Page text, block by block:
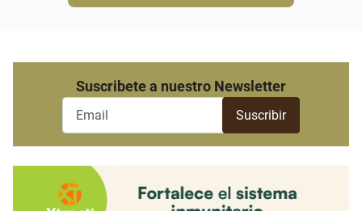
Suscribete a nuestro Newsletter